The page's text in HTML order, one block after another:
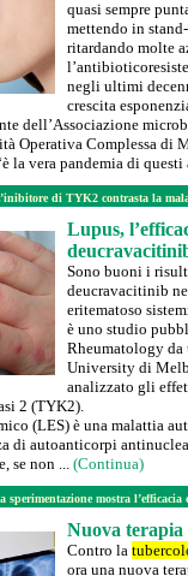
quasi sempre
mettendo in
ritardando molte
negli ultimi
crescita
dell’Associazione
Operativa Complessa di
la vera pandemia di
di TYK2 contrasta la
Lupus,
Sono buoni i
deucravacitinib
eritematoso
è uno studio
Rheumatology da
University di
analizzato gli
2 (TYK2).
(LES) è una malattia
di autoanticorpi
se non ... (Continua)
sperimentazione mostra
Nuova terapia
Contro la
ora una nuova